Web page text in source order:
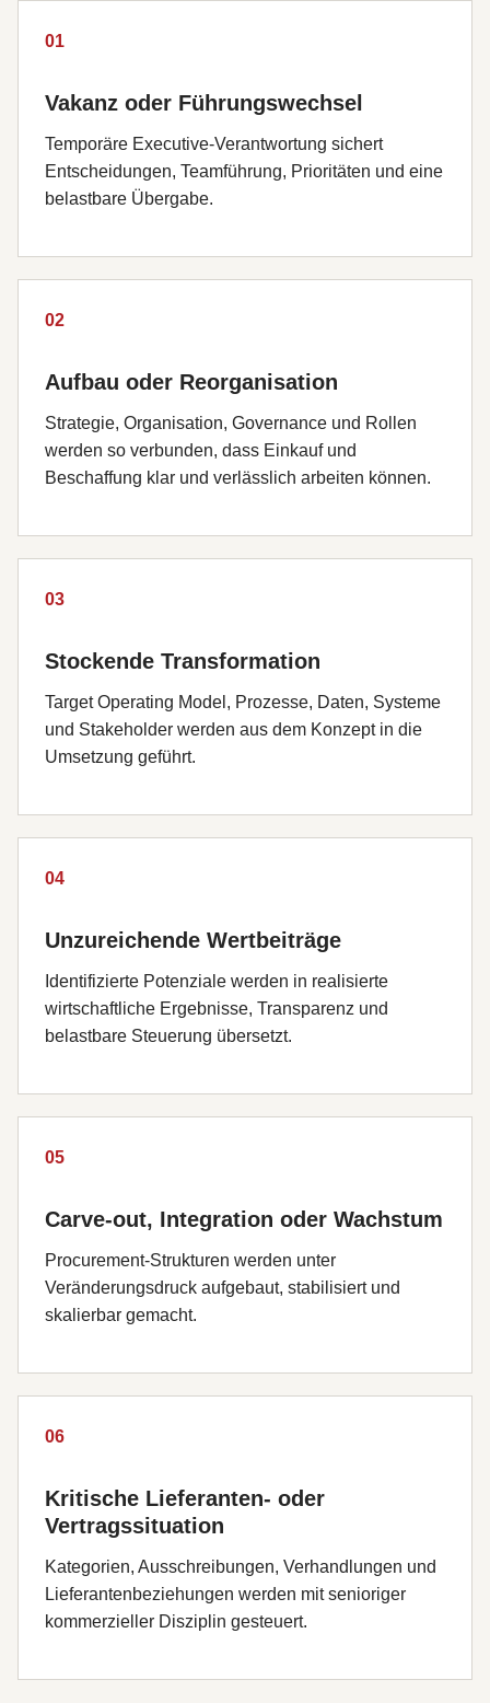
01
Vakanz oder Führungswechsel
Temporäre Executive-Verantwortung sichert
Entscheidungen, Teamführung, Prioritäten und eine
belastbare Übergabe.
02
Aufbau oder Reorganisation
Strategie, Organisation, Governance und Rollen
werden so verbunden, dass Einkauf und
Beschaffung klar und verlässlich arbeiten können.
03
Stockende Transformation
Target Operating Model, Prozesse, Daten, Systeme
und Stakeholder werden aus dem Konzept in die
Umsetzung geführt.
04
Unzureichende Wertbeiträge
Identifizierte Potenziale werden in realisierte
wirtschaftliche Ergebnisse, Transparenz und
belastbare Steuerung übersetzt.
05
Carve-out, Integration oder Wachstum
Procurement-Strukturen werden unter
Veränderungsdruck aufgebaut, stabilisiert und
skalierbar gemacht.
06
Kritische Lieferanten- oder
Vertragssituation
Kategorien, Ausschreibungen, Verhandlungen und
Lieferantenbeziehungen werden mit senioriger
kommerzieller Disziplin gesteuert.